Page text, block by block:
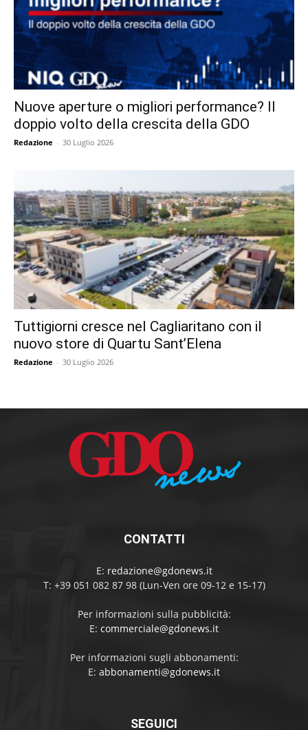
Nuove aperture o migliori performance? Il
doppio volto della crescita della GDO
Redazione - 30 Luglio 2026
Tuttigiorni cresce nel Cagliaritano con il
nuovo store di Quartu Sant’Elena
Redazione - 30 Luglio 2026
CONTATTI
E: redazione@gdonews.it
T: +39 051 082 87 98 (Lun-Ven ore 09-12 e 15-17)
Per informazioni sulla pubblicità:
E: commerciale@gdonews.it
Per informazioni sugli abbonamenti:
E: abbonamenti@gdonews.it
SEGUICI